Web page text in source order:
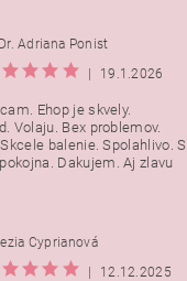
Adriana Ponist
19.1.2026
Ehop je skvely.
Volaju. Bex problemov.
balenie. Spolahlivo. S
Dakujem. Aj zlavu
Cyprianová
12.12.2025